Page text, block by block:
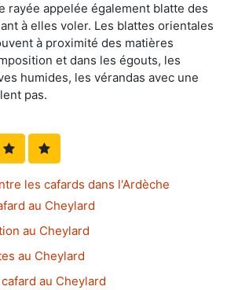
rayée appelée également blatte des
à elles voler. Les blattes orientales
à proximité des matières
et dans les égouts, les
humides, les vérandas avec une
pas.
les cafards dans l'Ardèche
au Cheylard
au Cheylard
au Cheylard
au Cheylard